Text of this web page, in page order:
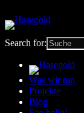
Search for:
Was wir tun
Projekte
Blog